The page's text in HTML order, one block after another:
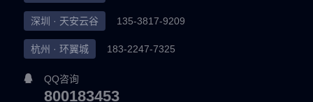
深圳 · 天安云谷 135-3817-9209
杭州 · 环翼城 183-2247-7325
QQ咨询
800183453